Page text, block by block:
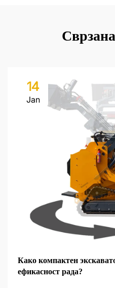
14
Jan
Како компактен
ефикасност рада?